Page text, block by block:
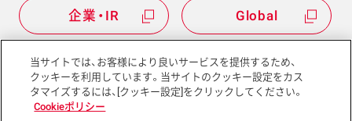
企業・IR Global
サイトマップ サイトポリシー
当サイトでは、お客様により良いサービスを提供するため、
クッキーを利用しています。当サイトのクッキー設定をカス
タマイズするには、[クッキー設定]をクリックしてください。
Cookieポリシー